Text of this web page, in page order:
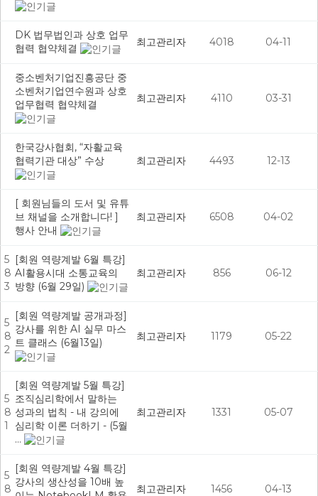
DK 법무법인과 상호 업무
협력 협약체결
최고관리자 4018 04-11
중소벤처기업진흥공단 중
소벤처기업연수원과 상호
업무협력 협약체결
최고관리자 4110 03-31
한국강사협회, “자활교육
협력기관 대상” 수상
최고관리자 4493 12-13
[ 회원님들의 도서 및 유튜
브 채널을 소개합니다! ]
행사 안내
최고관리자 6508 04-02
5
8
3
[회원 역량계발 6월 특강]
AI활용시대 소통교육의
방향 (6월 29일)
최고관리자 856 06-12
5
8
2
[회원 역량계발 공개과정]
강사를 위한 AI 실무 마스
트 클래스 (6월13일)
최고관리자 1179 05-22
5
8
1
[회원 역량계발 5월 특강]
조직심리학에서 말하는
성과의 법칙 - 내 강의에
심리학 이론 더하기 - (5월
…
최고관리자 1331 05-07
5
8
[회원 역량계발 4월 특강]
강사의 생산성을 10배 높
최고관리자 1456 04-13